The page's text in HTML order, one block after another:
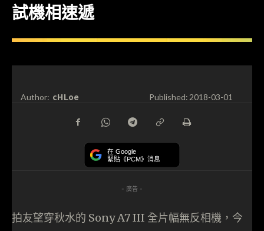
試機相速遞
Author: cHLoe Published:2018-03-01
在 Google
緊貼《PCM》消息
- 廣告 -
拍友望穿秋水的 Sony A7 III 全片幅無反相機，今